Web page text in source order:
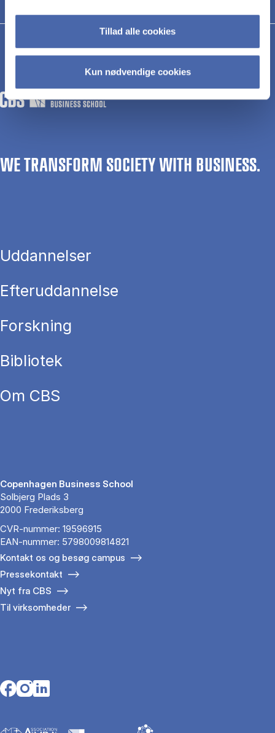
Tillad alle cookies
Kun nødvendige cookies
WE TRANSFORM SOCIETY WITH BUSINESS.
Uddannelser
Efteruddannelse
Forskning
Bibliotek
Om CBS
Copenhagen Business School
Solbjerg Plads 3
2000 Frederiksberg
CVR-nummer: 19596915
EAN-nummer: 5798009814821
Kontakt os og besøg campus
Pressekontakt
Nyt fra CBS
Til virksomheder
Opens in a new tab
Opens in a new tab
Opens in a new tab